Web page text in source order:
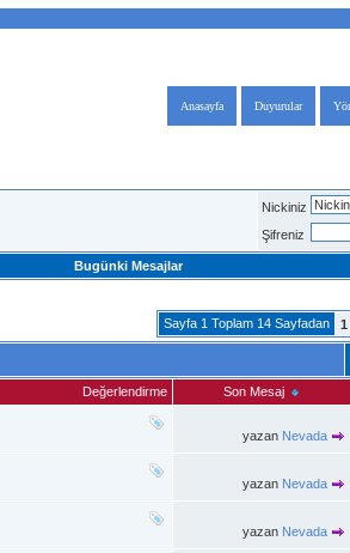
Duyurular
Anasayfa
Nickiniz
Şifreniz
Bugünki Mesajlar
Sayfa 1 Toplam 14 Sayfadan 1
Değerlendirme Son Mesaj
yazan Nevada
yazan Nevada
yazan Nevada